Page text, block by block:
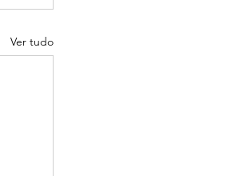
Ver tudo